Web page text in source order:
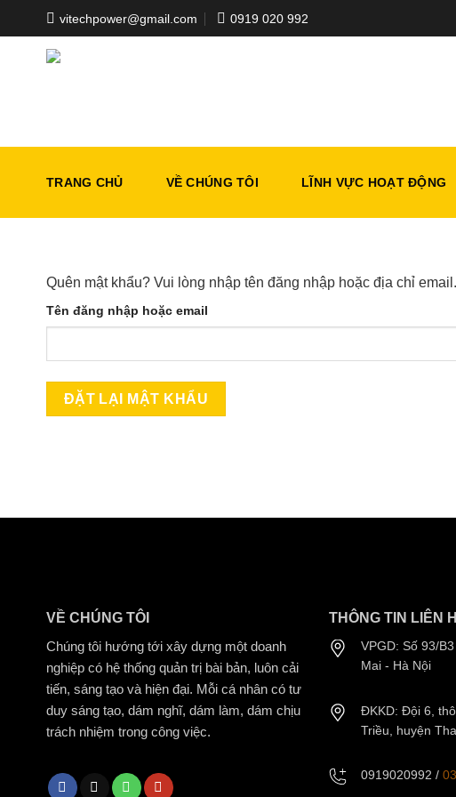
to
vitechpower@gmail.com 0919 020 992
TRANG CHỦ VỀ CHÚNG TÔI LĨNH VỰC HOẠT ĐỘNG
Quên mật khẩu? Vui lòng nhập tên đăng nhập hoặc địa chỉ
Tên đăng nhập hoặc email
ĐẶT LẠI MẬT KHẨU
VỀ CHÚNG TÔI
Chúng tôi hướng tới xây dựng một doanh
nghiệp có hệ thống quản trị bài bản, luôn cải
tiến, sáng tạo và hiện đại. Mỗi cá nhân có tư
duy sáng tạo, dám nghĩ, dám làm, dám chịu
trách nhiệm trong công việc.
THÔNG TIN LIÊN
VPGD: Số 93/
Mai - Hà Nội
ĐKKD: Đội 6,
Triều, huyện
0919020992 /